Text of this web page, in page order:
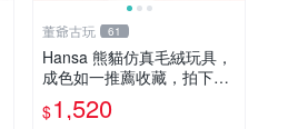
董爺古玩 61
Hansa 熊貓仿真毛絨玩具，
成色如一推薦收藏，拍下無
疑心 熊貓 毛絨玩具 收藏
$1,520